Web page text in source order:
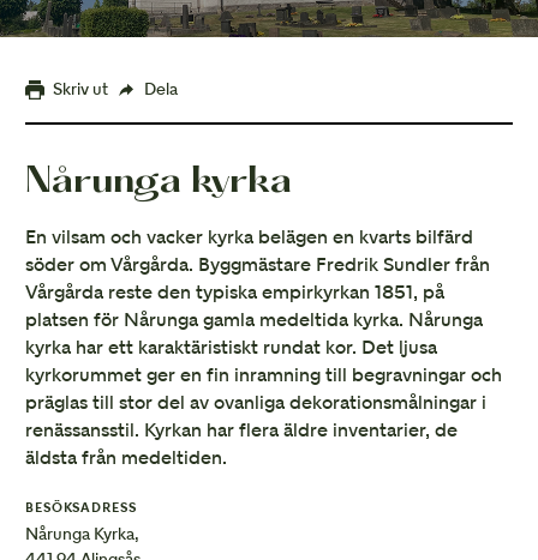
Skriv ut Dela
Nårunga kyrka
En vilsam och vacker kyrka belägen en kvarts bilfärd
söder om Vårgårda. Byggmästare Fredrik Sundler från
Vårgårda reste den typiska empirkyrkan 1851, på
platsen för Nårunga gamla medeltida kyrka. Nårunga
kyrka har ett karaktäristiskt rundat kor. Det ljusa
kyrkorummet ger en fin inramning till begravningar och
präglas till stor del av ovanliga dekorationsmålningar i
renässansstil. Kyrkan har flera äldre inventarier, de
äldsta från medeltiden.
BESÖKSADRESS
Nårunga Kyrka,